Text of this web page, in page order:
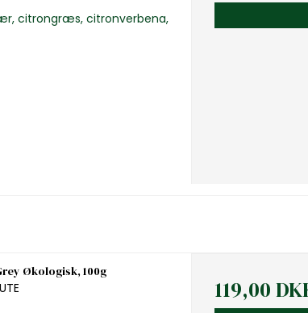
citrongræs, citronverbena,
Økologisk, 100g
119,00